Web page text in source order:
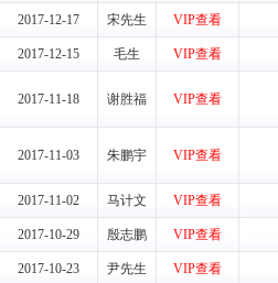
整理各区销售
果显着的案
（全国各地）
的经营理念。
商业信誉和资
2017-12-17 宋先生 VIP查看
2017-12-15 毛生 VIP查看
2017-11-18 谢胜福 VIP查看
2017-11-03 朱鹏宇 VIP查看
2017-11-02 马计文 VIP查看
2017-10-29 殷志鹏 VIP查看
2017-10-23 尹先生 VIP查看